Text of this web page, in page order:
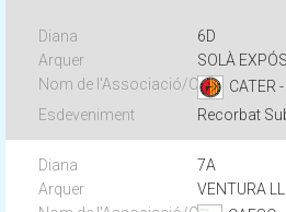
6D
SOLÀ
CATER
Recorbat
7A
VENTURA